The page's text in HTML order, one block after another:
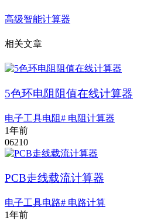
高级智能计算器
相关文章
5色环电阻阻值在线计算器
电子工具电阻# 电阻计算器
1年前
06210
PCB走线载流计算器
电子工具电路# 电路计算
1年前